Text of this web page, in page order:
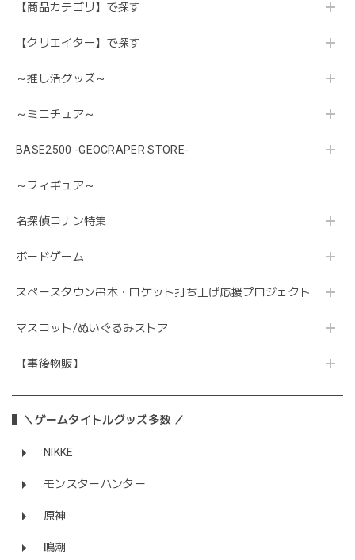
【商品カテゴリ】で探す
【クリエイター】で探す
～推し活グッズ～
～ミニチュア～
BASE2500 -GEOCRAPER STORE-
～フィギュア～
名探偵コナン特集
ボードゲーム
スペースタウン串本・ロケット打ち上げ応援プロジェクト
マスコット/ぬいぐるみストア
【事後物販】
＼ゲームタイトルグッズ多数 ／
NIKKE
モンスターハンター
原神
鳴潮